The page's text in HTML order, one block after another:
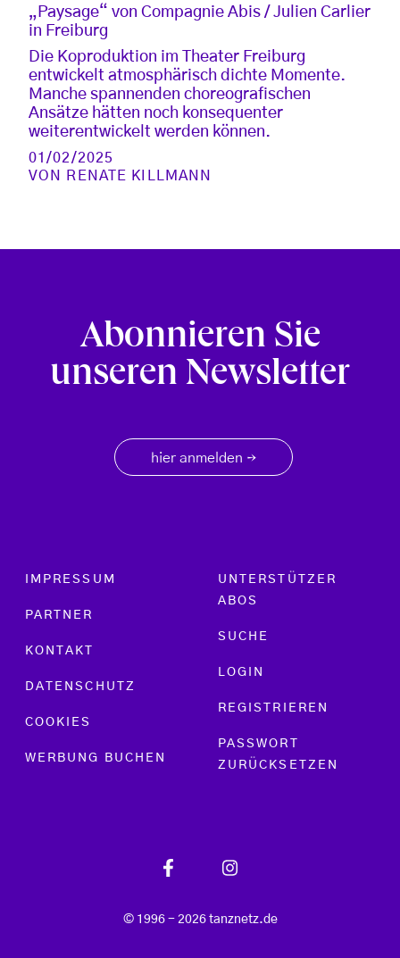
„Paysage“ von Compagnie Abis / Julien Carlier
in Freiburg
Die Koproduktion im Theater Freiburg
entwickelt atmosphärisch dichte Momente.
Manche spannenden choreografischen
Ansätze hätten noch konsequenter
weiterentwickelt werden können.
01/02/2025
VON
RENATE KILLMANN
Abonnieren Sie
unseren Newsletter
hier anmelden →
Footer menu
IMPRESSUM
PARTNER
KONTAKT
DATENSCHUTZ
COOKIES
WERBUNG BUCHEN
UNTERSTÜTZER
ABOS
SUCHE
LOGIN
REGISTRIEREN
PASSWORT
ZURÜCKSETZEN
© 1996 - 2026 tanznetz.de